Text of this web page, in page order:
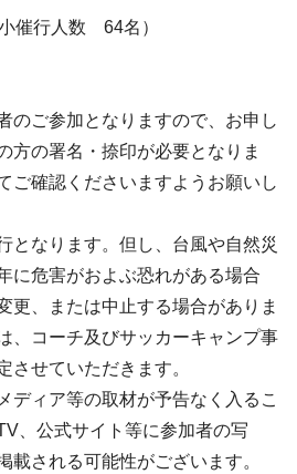
催行人数 64名）
のご参加となりますので、お申し
方の署名・捺印が必要となりま
ご確認くださいますようお願いし
となります。但し、台風や自然災
に危害がおよぶ恐れがある場合
更、または中止する場合がありま
、コーチ及びサッカーキャンプ事
させていただきます。
ディア等の取材が予告なく入るこ
、公式サイト等に参加者の写
載される可能性がございます。